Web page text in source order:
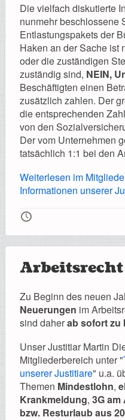
Die vielfach diskutierte
nunmehr beschlossene
Entlastungspakets der
Haken an der Sache ist
oder die zuständigen
zuständig sind, NEIN,
Beschäftigten einen
zusätzlich zahlen. Der
die entsprechenden
von den
Der vom Unternehmen
tatsächlich 1:1 bei den
Weiterlesen im
Informationen unserer
🕔
Zu Beginn des neuen
Neuerungen im
sind daherab sofort zu
Unser Justitiar Martin
Mitgliederbereich unter "
unserer Justitiare" u.a.
Themen Mindestlohn,
Krankmeldung, 3G
bzw. Resturlaub aus